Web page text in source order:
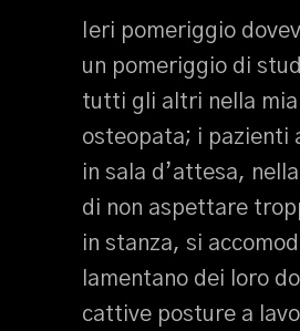
Ieri pomeriggio
un pomeriggio di
tutti gli altri nella
osteopata; i pazienti
in sala d’attesa,
di non aspettare
in stanza, si
lamentano dei loro
cattive posture a